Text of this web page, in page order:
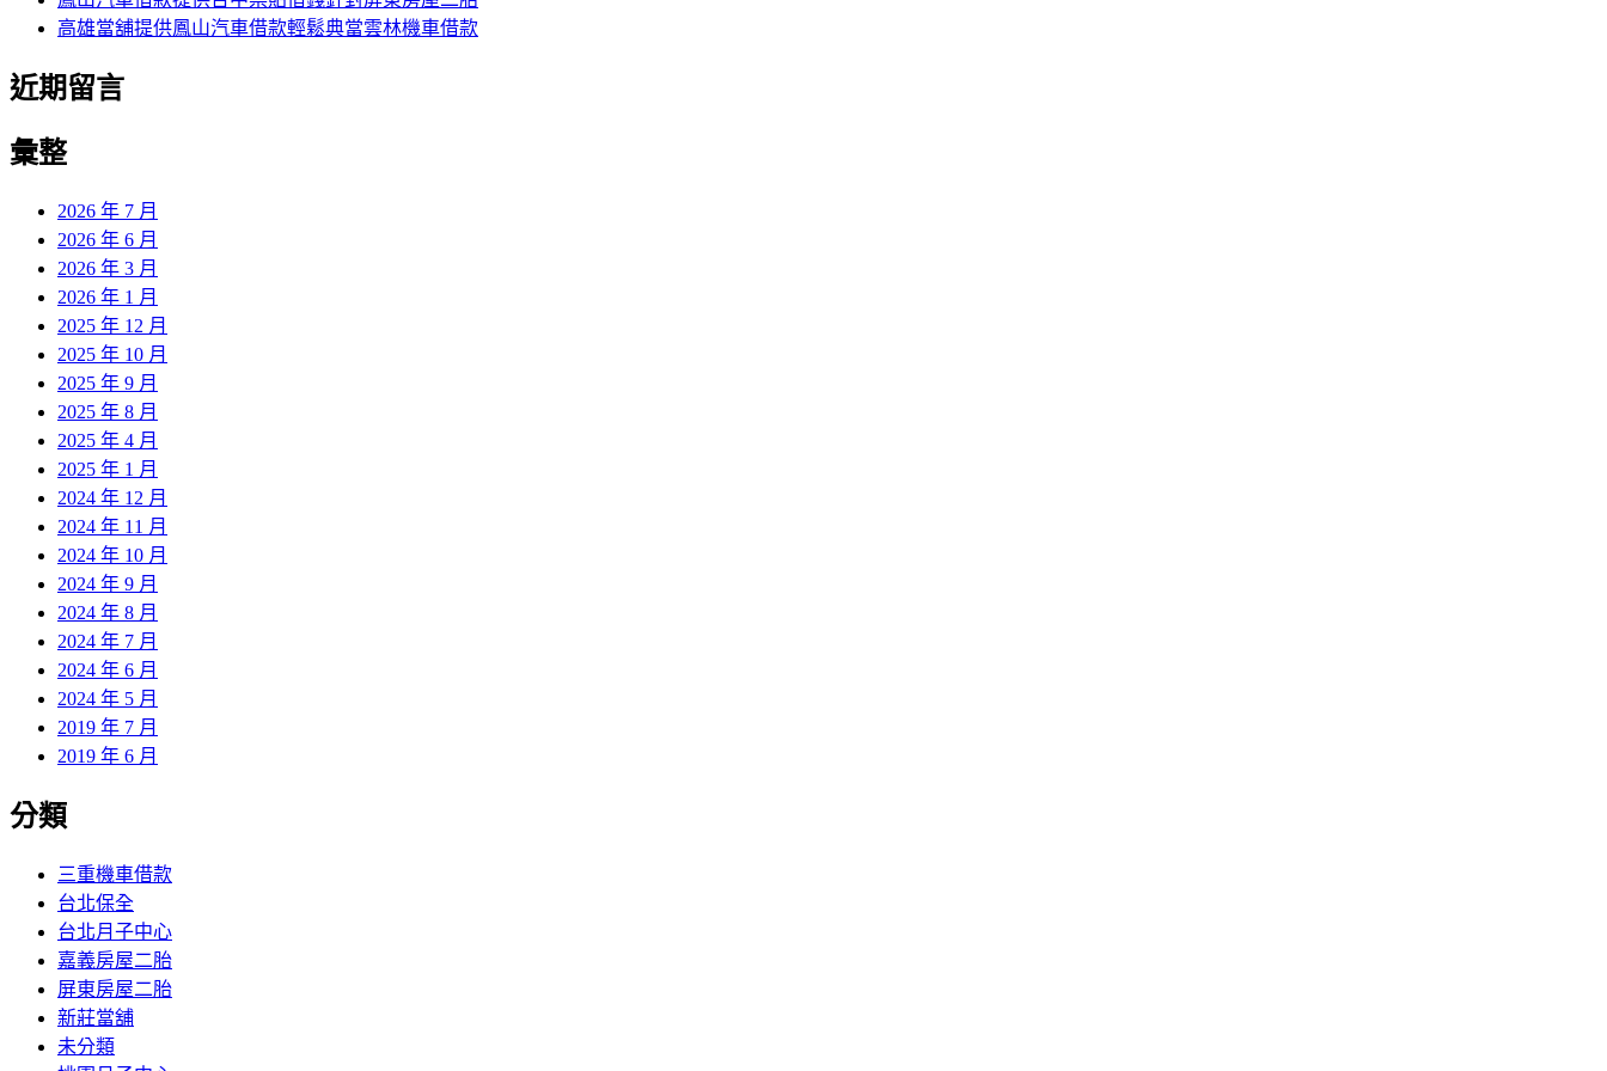
高雄當舖提供鳳山汽車借款輕鬆典當雲林機車借款
近期留言
彙整
2026 年 7 月
2026 年 6 月
2026 年 3 月
2026 年 1 月
2025 年 12 月
2025 年 10 月
2025 年 9 月
2025 年 8 月
2025 年 4 月
2025 年 1 月
2024 年 12 月
2024 年 11 月
2024 年 10 月
2024 年 9 月
2024 年 8 月
2024 年 7 月
2024 年 6 月
2024 年 5 月
2019 年 7 月
2019 年 6 月
分類
三重機車借款
台北保全
台北月子中心
嘉義房屋二胎
屏東房屋二胎
新莊當舖
未分類